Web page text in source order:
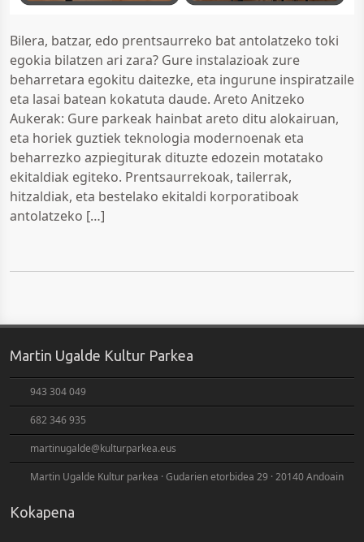
Bilera, batzar, edo prentsaurreko bat antolatzeko toki
egokia bilatzen ari zara? Gure instalazioak zure
beharretara egokitu daitezke, eta ingurune inspiratzaile
eta lasai batean kokatuta daude. Areto Anitzeko
Aukerak: Gure parkeak hainbat areto ditu alokairuan,
eta horiek guztiek teknologia modernoenak eta
beharrezko azpiegiturak dituzte edozein motatako
ekitaldiak egiteko. Prentsaurrekoak, tailerrak,
hitzaldiak, eta bestelako ekitaldi korporatiboak
antolatzeko […]
Martin Ugalde Kultur Parkea
943 304 049
682 346 935
martinugalde@kulturparkea.eus
Martin Ugalde Kultur parkea · Gudarien etorbidea 29 · 20140 Andoain
Kokapena